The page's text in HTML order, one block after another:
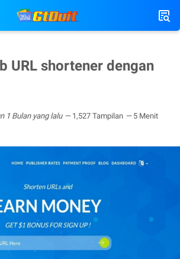
URL shortener dengan
1 Bulan yang lalu 1,527 Tampilan
5 Menit